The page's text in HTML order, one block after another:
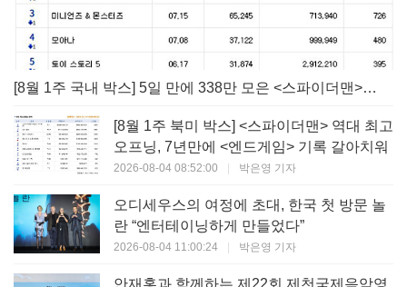
[8월 1주 국내 박스] 5일 만에 338만 모은 <스파이더맨> 극장가 235% 대반등, <호프>는 400만 돌파
[8월 1주 북미 박스] <스파이더맨> 역대 최고
오프닝, 7년만에 <엔드게임> 기록 갈아치워
2026-08-04 08:52:00 | 박은영 기자
오디세우스의 여정에 초대, 한국 첫 방문 놀
란 “엔터테이닝하게 만들었다”
2026-08-04 11:00:24 | 박은영 기자
안재홍과 함께하는 제22회 제천국제음악영